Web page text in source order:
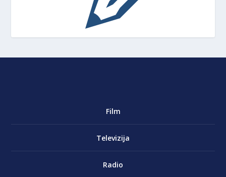
Film
Televizija
Radio